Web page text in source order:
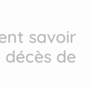
savoir
de